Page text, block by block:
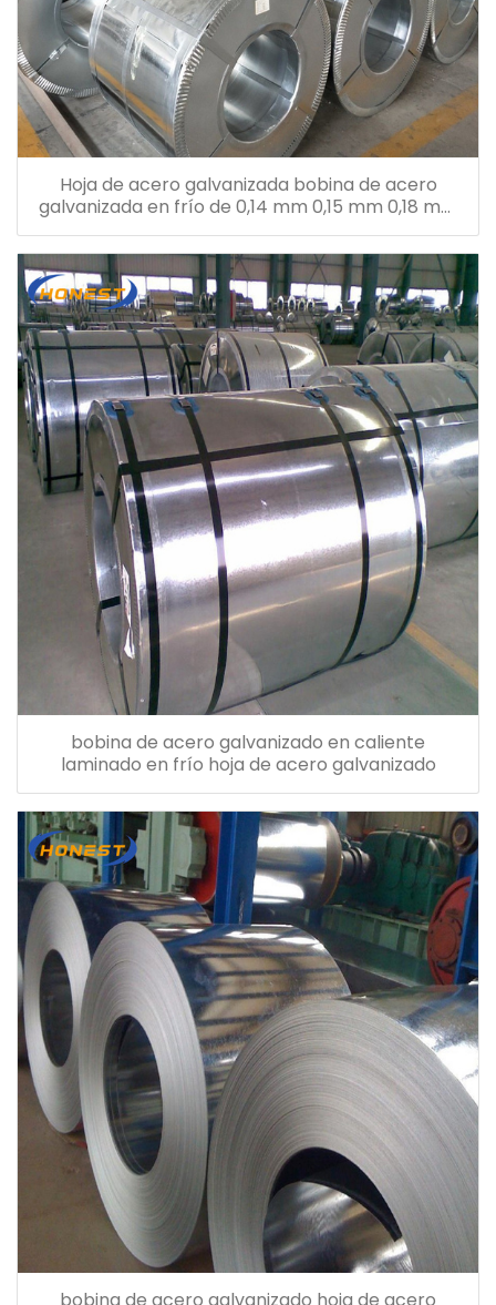
Hoja de acero galvanizada bobina de acero
galvanizada en frío de 0,14 mm 0,15 mm 0,18 mm
0,26 mm
bobina de acero galvanizado en caliente
laminado en frío hoja de acero galvanizado